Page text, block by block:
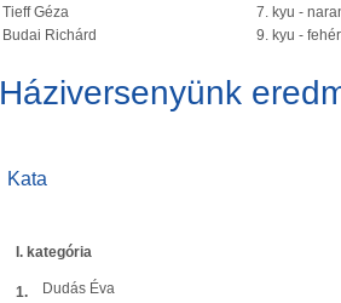
Tieff Géza
7. kyu -
Budai Richárd
9. kyu -
Háziversenyünk
Kata
I. kategória
1. Dudás Éva